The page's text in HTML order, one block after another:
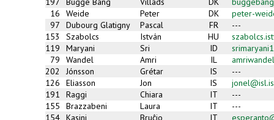
16
Weide Peter DK
peter-
97
Dubourg Glatigny Pascal FR
---
153
Szabolcs István HU
119
Maryani Sri ID
79
Wandel Amri IL
202
Jónsson Grétar IS
---
126
Eliasson Jon IS
jonel@isl.is
191
Raggi Chiara IT
---
155
Brazzabeni Laura IT
---
154 Kasini Bruĉjo IT